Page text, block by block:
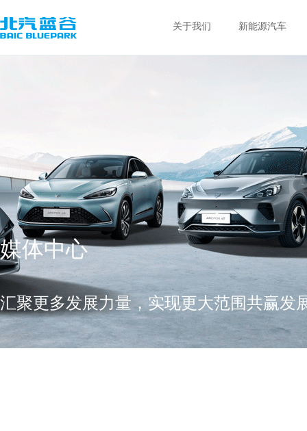
关于我们 新能源汽车
媒体中心
汇聚更多发展力量，实现更大范围共赢发